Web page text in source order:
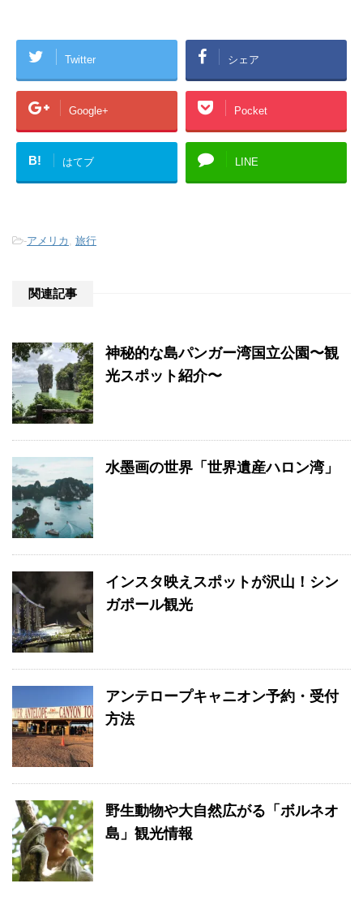
Twitter シェア
Google+ Pocket
B! はてブ LINE
-アメリカ , 旅行
関連記事
神秘的な島パンガー湾国立公園〜観
光スポット紹介〜
水墨画の世界「世界遺産ハロン湾」
インスタ映えスポットが沢山！シン
ガポール観光
アンテロープキャニオン予約・受付
方法
野生動物や大自然広がる「ボルネオ
島」観光情報